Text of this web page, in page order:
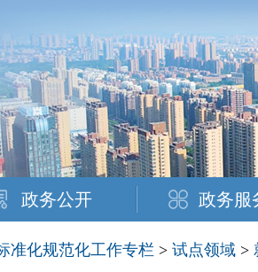
政务公开 政务服
准化规范化工作专栏 > 试点领域 >